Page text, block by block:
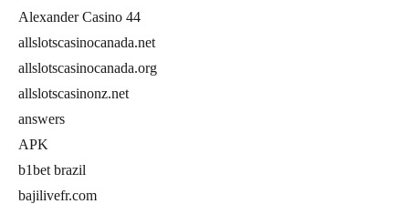
Alexander Casino 44
allslotscasinocanada.net
allslotscasinocanada.org
allslotscasinonz.net
answers
APK
b1bet brazil
bajilivefr.com